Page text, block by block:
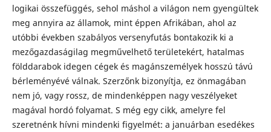
logikai összefüggés, sehol máshol a világon nem gyengültek
meg annyira az államok, mint éppen Afrikában, ahol az
utóbbi években szabályos versenyfutás bontakozik ki a
mezőgazdaságilag megművelhető területekért, hatalmas
földdarabok idegen cégek és magánszemélyek hosszú távú
bérleményévé válnak. Szerzőnk bizonyítja, ez önmagában
nem jó, vagy rossz, de mindenképpen nagy veszélyeket
magával hordó folyamat. S még egy cikk, amelyre fel
szeretnénk hívni mindenki figyelmét: a januárban esedékes